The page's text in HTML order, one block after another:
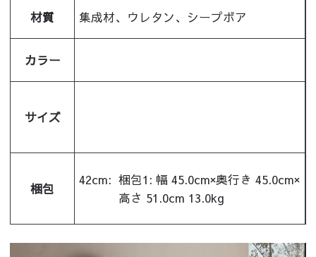
材質 集成材、ウレタン、シープボア
カラー
サイズ
梱包
42cm: 梱包1: 幅 45.0cm×奥行き 45.0cm×
高さ 51.0cm 13.0kg